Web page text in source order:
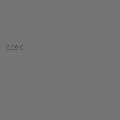
6,99 €